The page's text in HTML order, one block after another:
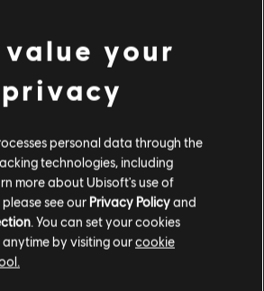
Nam นั้นไม่ใช่ชื่อแรกที่ฉันนึกถึง
กับ GSAC ในฐานะกำลังหลักของหน่วย
ไซเบอร์ ArchNet แต่วิกฤตความเชื่อใจใน
ะบบเข้ามา อย่างไรก็ตาม มีปัจจัยหนึ่งที่ฉัน
ผู้นำคนใหม่ของเคเรส ลีเจี้ยนอย่าง Nyx ก็
นโลยีเช่นกัน และฉันก็จำเป็นต้องใช้ไฟสู้กับ
ครั้งแรก ฉันได้เห็น “หน้ากาก” ที่ถูกกล่าว
ทึกถอดความที่ฉันอ่านมาได้อย่างชัดเจน
value your
privacy
personal data through the
technologies, including
more about Ubisoft's use of
see our Privacy Policyand
. You can set your cookies
by visiting ourcookie